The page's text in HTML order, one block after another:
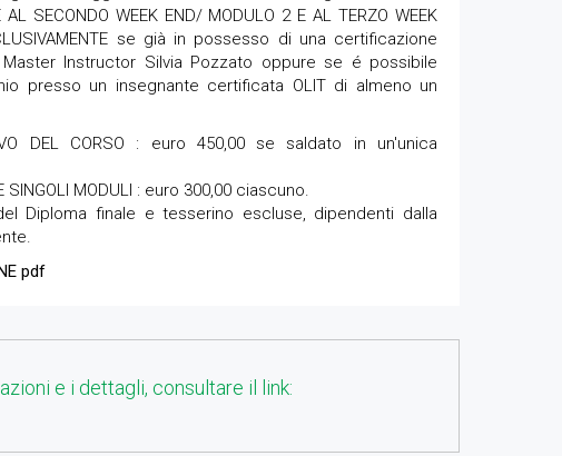
AL SECONDO WEEK END/ MODULO 2 E AL TERZO WEEK
se già in possesso di una certificazione
Master Instructor Silvia Pozzato oppure se é possibile
presso un insegnante certificata OLIT di almeno un
DEL CORSO : euro 450,00 se saldato in un'unica
SINGOLI MODULI : euro 300,00 ciascuno.
Diploma finale e tesserino escluse, dipendenti dalla
pdf
e i dettagli, consultare il link: